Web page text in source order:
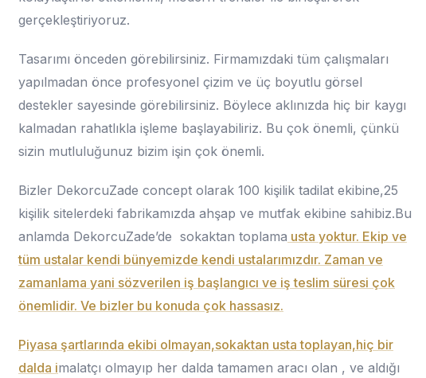
gerçekleştiriyoruz.
Tasarımı önceden görebilirsiniz. Firmamızdaki tüm çalışmaları
yapılmadan önce profesyonel çizim ve üç boyutlu görsel
destekler sayesinde görebilirsiniz. Böylece aklınızda hiç bir kaygı
kalmadan rahatlıkla işleme başlayabiliriz. Bu çok önemli, çünkü
sizin mutluluğunuz bizim işin çok önemli.
Bizler DekorcuZade concept olarak 100 kişilik tadilat ekibine,25
kişilik sitelerdeki fabrikamızda ahşap ve mutfak ekibine sahibiz.Bu
anlamda DekorcuZade’de sokaktan toplama usta yoktur. Ekip ve
tüm ustalar kendi bünyemizde kendi ustalarımızdır. Zaman ve
zamanlama yani sözverilen iş başlangıcı ve iş teslim süresi çok
önemlidir. Ve bizler bu konuda çok hassasız.
Piyasa şartlarında ekibi olmayan,sokaktan usta toplayan,hiç bir
dalda imalatçı olmayıp her dalda tamamen aracı olan , ve aldığı